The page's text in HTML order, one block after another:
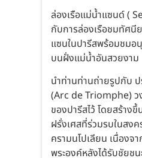
ล่องเรือแม่น้ำแซนด์ (
กับการล่องเรือชมทัศ
แซนในปารีสพร้อมชม
บนฝั่งแม่น้ำอันสวยงาม
นำท่านท่านถ่ายรูปกับ
(Arc de Triomphe) ว
ของปารีสไว้ โดยสร้าง
ฝรั่งเศสที่ร่วมรบในสงค
ครามนโปเลียน เนื่องจ
พระองค์หลังได้รับชัยช